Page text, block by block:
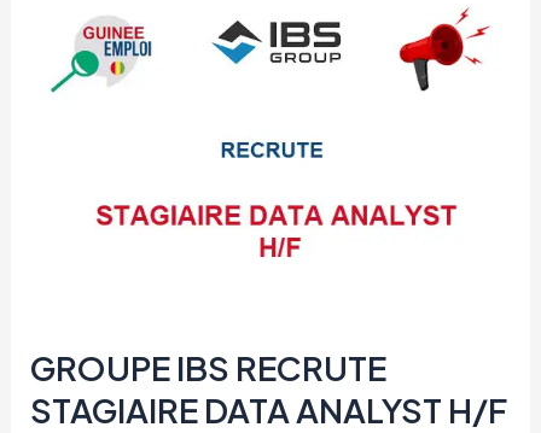
GROUPE IBS RECRUTE
STAGIAIRE DATA ANALYST H/F